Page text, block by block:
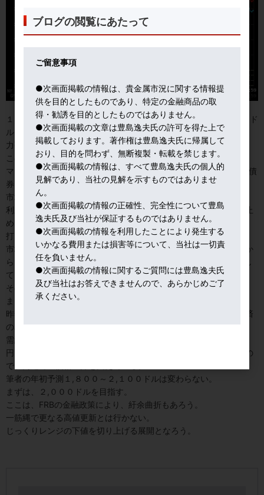
１,６００ドル台の底値圏から、乱高下を繰り返しつつ、１,９００ド
ル台まで下値を切り上げてきた。
力強い上昇パターンだ。
このNY金急騰は、金市場だけ見ていても分からない。
マクロの視点でマネーの流れを見れば、NY株は総悲観、ドル建て債
券にマネーは流れやすい。
市場環境では、FRB利上げの材料が効いている。
利上げも最終段階に入り、あと２～３回、０．２５％程度で打ち止
めになるか。
打ち止め後、FRBは５％超の政策金利を年内維持と語っているが、
市場は、そんな高金利水準を続けたら、米国経済は大不況の陥るか
ら、結局、FRBは、年内に利下げへ転換せざるを得ないと先読みし
ている。
その結果、ドル金利頭打ち、外為市場ではドル安基調。
まさに金が上がる素地が醸成されている。
昨年はインフレヘッジの金がテーマであったが、今年は、米国経済
の利上げ不況リスクが新たなテーマになっている。
需給では、中国などの公的金準備増強が効いている。
円は１３０円前後で膠着しているが、基本的に円安水準に留まるの
で、円建て金価格上昇を支えている。
筆者の年初予測１,８００～２,１００ドルは変わらない。
まずは、２,０００ドルを目指す。
ここは、FRBの金融政策により、紆余曲折もあろう。
一筋縄で更なる高値更新とは行かない。
じっくりレンジの下値を切り上げる展開となろう。
ブログの閲覧にあたって
ご留意事項
●次画面掲載の情報は、貴金属市況に関する情報提
供を目的としたものであり、特定の金融商品の取
得・勧誘を目的としたものではありません。
●次画面掲載の文章は豊島逸夫氏の許可を得た上で
掲載しております。著作権は豊島逸夫氏に帰属して
おり、目的を問わず、無断複製・転載を禁じます。
●次画面掲載の情報は、すべて豊島逸夫氏の個人的
見解であり、当社の見解を示すものではありませ
ん。
●次画面掲載の情報の正確性、完全性について豊島
逸夫氏及び当社が保証するものではありません。
●次画面掲載の情報を利用したことにより発生する
いかなる費用または損害等について、当社は一切責
任を負いません。
●次画面掲載の情報に関するご質問には豊島逸夫氏
及び当社はお答えできませんので、あらかじめご了
承ください。